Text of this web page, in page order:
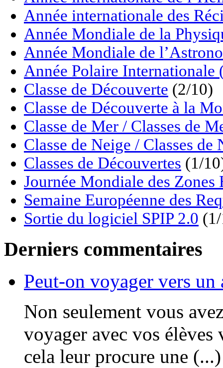
Année internationale des
Année Mondiale de la
Année Mondiale de
Année Polaire Internationale
Classe de Découverte (2/10)
Classe de Découverte à la
Classe de Mer / Classes de
Classe de Neige / Classes de
Classes de Découvertes (1/
Journée Mondiale des
Semaine Européenne des
Sortie du logiciel SPIP 2.0
Derniers commentaires
Peut-on voyager vers un
Non seulement vous
voyager avec vos élèves
cela leur procure une (...)